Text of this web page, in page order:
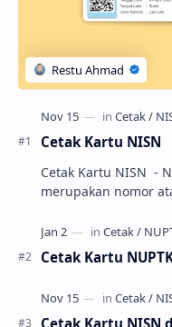
Cetak Kartu NISN
Cetak Kartu NISN -
merupakan nomor atau kode
Cetak Kartu
Cetak Kartu NISN